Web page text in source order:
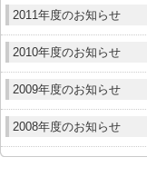
2011年度のお知らせ
2010年度のお知らせ
2009年度のお知らせ
2008年度のお知らせ